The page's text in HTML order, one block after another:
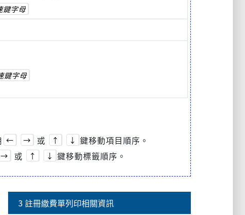
鍵字母
鍵字母
← → 或 ↑ ↓ 鍵移動項目順序。
→ 或 ↑ ↓ 鍵移動標籤順序。
3 註冊繳費單列印相關資訊